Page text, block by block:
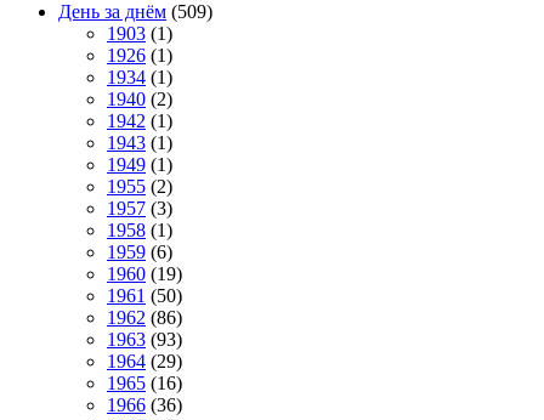
День за днём (509)
1903 (1)
1926 (1)
1934 (1)
1940 (2)
1942 (1)
1943 (1)
1949 (1)
1955 (2)
1957 (3)
1958 (1)
1959 (6)
1960 (19)
1961 (50)
1962 (86)
1963 (93)
1964 (29)
1965 (16)
1966 (36)